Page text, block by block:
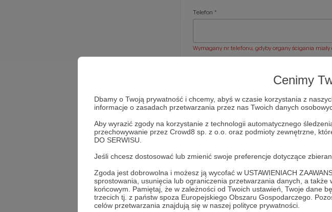
Cenimy
Dbamy o Twoją prywatność i chcemy, abyś w czasie korzystania z
informacje o zasadach przetwarzania przez nas Twoich danych
Aby wyrazić zgody na korzystanie z technologii automatycznego
przechowywanie przez Crowd8 sp. z o.o. oraz podmioty zewnętrzne,
DO SERWISU.
Jeśli chcesz dostosować lub zmienić swoje preferencje dotyczące
Zgoda jest dobrowolna i możesz ją wycofać w USTAWIENIACH
sprostowania, usunięcia lub ograniczenia przetwarzania danych, a
końcowym. Pamiętaj, że w zależności od Twoich ustawień, Twoje dane
trzecich tj. z państw spoza Europejskiego Obszaru Gospodarczego.
celów przetwarzania znajdują się w naszej polityce prywatności.
Telefon *
Wymagany nr telefonu, gdyby organy ścigania
* Wyrażam zgodę na przetwarzanie
Administratorem Twoich danych osobowych
Wigury 16, 02-092 Warszawa. Twoje dane
umowy zawartej z Tobą, w tym do
rozwiń zgodę